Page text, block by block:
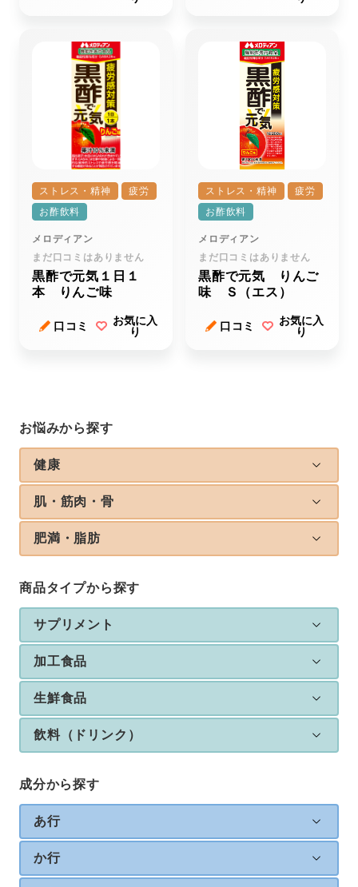
お悩みから探す
健康
肌・筋肉・骨
肥満・脂肪
商品タイプから探す
サプリメント
加工食品
生鮮食品
飲料（ドリンク）
成分から探す
あ行
か行
ストレス・精神
疲労
お酢飲料
メロディアン
まだ口コミはありません
黒酢で元気１日１
本 りんご味
口コミ
お気に入
り
ストレス・精神
疲労
お酢飲料
メロディアン
まだ口コミはありません
黒酢で元気 りんご
味 Ｓ（エス）
口コミ
お気に入
り